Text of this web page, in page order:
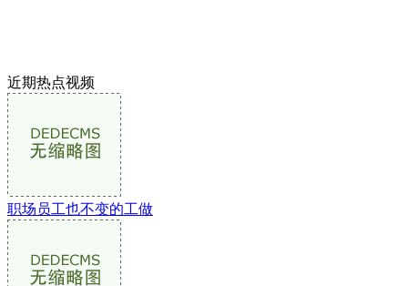
近期热点视频
职场员工也不变的工做